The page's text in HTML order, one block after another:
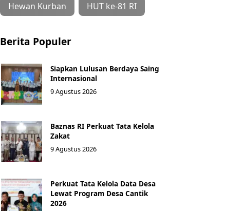
Hewan Kurban HUT ke-81 RI
Berita Populer
Siapkan Lulusan Berdaya Saing
Internasional
9 Agustus 2026
Baznas RI Perkuat Tata Kelola
Zakat
9 Agustus 2026
Perkuat Tata Kelola Data Desa
Lewat Program Desa Cantik
2026